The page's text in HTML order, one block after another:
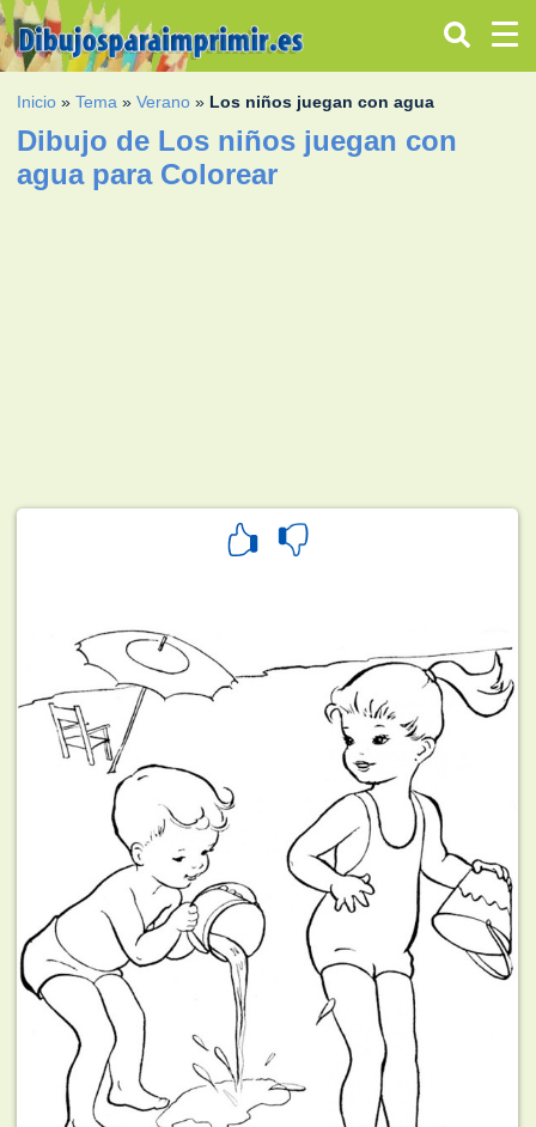
Inicio »Tema »Verano » Los niños juegan con agua
Dibujo de Los niños juegan con
agua para Colorear